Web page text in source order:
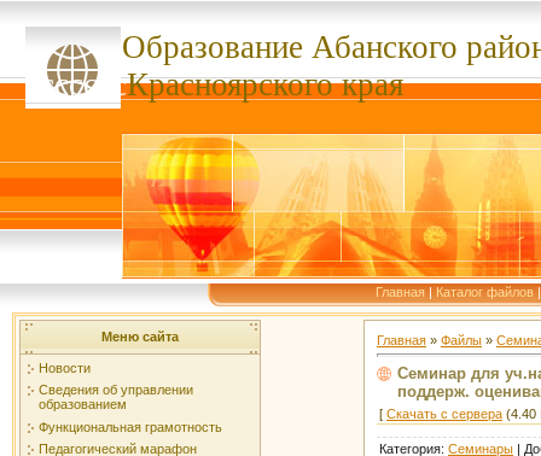
Образование Абанского
сссссссКрасноярского края
Главная | Каталог файлов
Меню сайта
Новости
Сведения об управлении
образованием
Функциональная грамотность
Педагогический марафон
Главная » Файлы »
Семинар для
поддерж.
[ Скачать с сервера (4.40
Категория: Семинары |